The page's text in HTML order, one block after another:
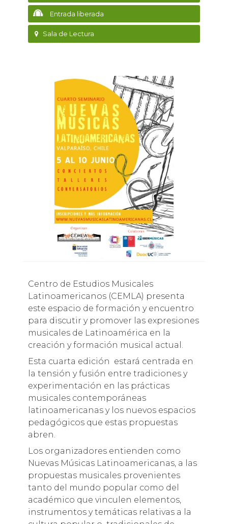
Entrada liberada
Sala de Lectura
Centro de Estudios Musicales
Latinoamericanos (CEMLA) presenta
este espacio de formación y encuentro
para discutir y promover las expresiones
musicales de Latinoamérica en la
creación y formación musical actual.
Esta cuarta edición estará centrada en
la tensión y fusión entre tradiciones y
experimentación en las prácticas
musicales contemporáneas
latinoamericanas y los nuevos espacios
pedagógicos que estas propuestas
abren.
Los organizadores entienden como
Nuevas Músicas Latinoamericanas, a las
propuestas musicales provenientes
tanto del mundo popular como del
académico que vinculen elementos,
instrumentos y temáticas relativas a la